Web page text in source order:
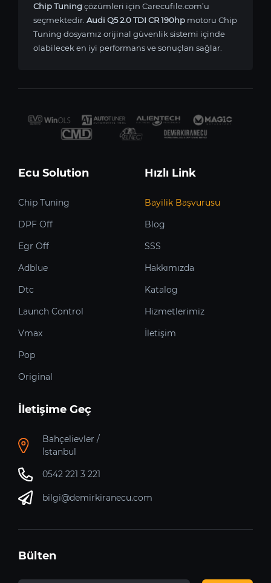
Chip Tuningçözümleri için Carecufile.com’u
seçmektedir. Audi Q5 2.0 TDI CR 190hp motoru Chip
Tuning dosyamız orijinal güvenlik sistemi içinde
olabilecek en iyi performans ve sonuçları sağlar.
Ecu Solution
Chip Tuning
DPF Off
Egr Off
Adblue
Dtc
Launch Control
Vmax
Pop
Original
Hızlı Link
Bayilik Başvurusu
Blog
SSS
Hakkımızda
Katalog
Hizmetlerimiz
İletişim
İletişime Geç
Bahçelievler /
İstanbul
0542 221 3 221
bilgi@demirkiranecu.com
Bülten